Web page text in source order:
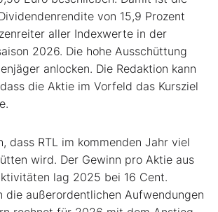
von 15,9 Prozent
aller Indexwerte in der
2026. Die hohe Ausschüttung
anlocken. Die Redaktion kann
die Aktie im Vorfeld das Kursziel
dass RTL im kommenden Jahr viel
wird. Der Gewinn pro Aktie aus
lag 2025 bei 16 Cent.
die außerordentlichen Aufwendungen